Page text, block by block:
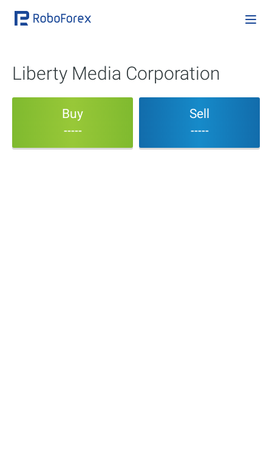
Liberty Media Corporation
Buy
-----
Sell
-----